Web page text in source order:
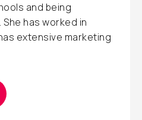
and being
has worked in
extensive marketing